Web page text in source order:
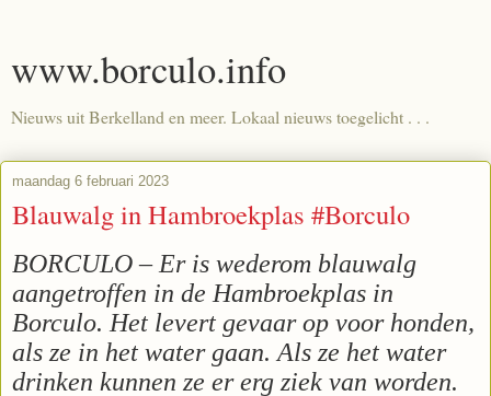
www.borculo.info
Nieuws uit Berkelland en meer. Lokaal nieuws toegelicht . . .
maandag 6 februari 2023
Blauwalg in Hambroekplas #Borculo
BORCULO – Er is wederom blauwalg
aangetroffen in de Hambroekplas in
Borculo. Het levert gevaar op voor honden,
als ze in het water gaan. Als ze het water
drinken kunnen ze er erg ziek van worden.